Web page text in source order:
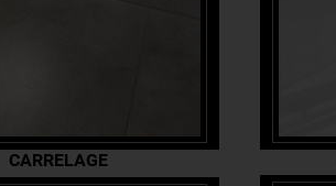
CARRELAGE